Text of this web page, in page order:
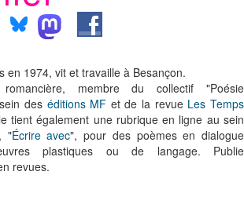
en 1974, vit et travaille à Besançon.
membre du collectif "Poésie
des éditions MF et de la revue Les Temps
tient également une rubrique en ligne au sein
"Écrire avec", pour des poèmes en dialogue
plastiques ou de langage. Publie
revues.